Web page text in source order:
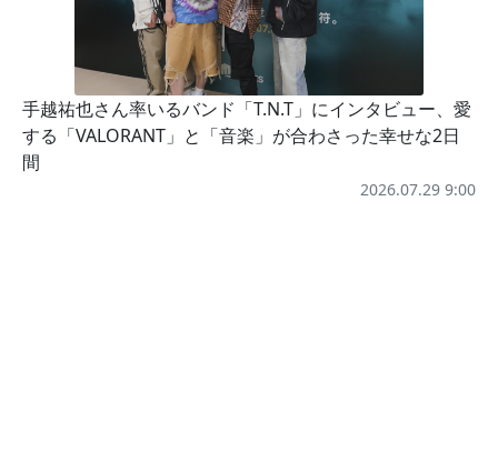
手越祐也さん率いるバンド「T.N.T」にインタビュー、愛
する「VALORANT」と「音楽」が合わさった幸せな2日
間
2026.07.29 9:00